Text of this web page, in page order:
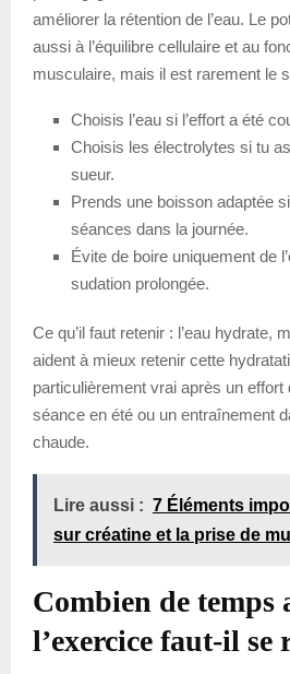
améliorer la rétention de l’eau. Le
aussi à l’équilibre cellulaire et au
musculaire, mais il est rarement le
Choisis l’eau si l’effort a été
Choisis les électrolytes si tu
sueur.
Prends une boisson adaptée
séances dans la journée.
Évite de boire uniquement de
sudation prolongée.
Ce qu’il faut retenir : l’eau hydrate,
aident à mieux retenir cette
particulièrement vrai après un effort
séance en été ou un entraînement
chaude.
Lire aussi : 7 Éléments
sur créatine et la prise de
Combien de temps
l’exercice faut-il se